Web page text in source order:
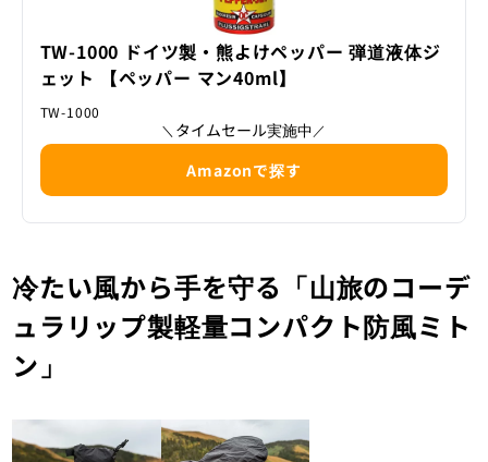
TW-1000 ドイツ製・熊よけペッパー 弾道液体ジ
ェット 【ペッパー マン40ml】
TW-1000
＼ タイムセール実施中 ／
Amazonで探す
冷たい風から手を守る「山旅のコーデ
ュラリップ製軽量コンパクト防風ミト
ン」